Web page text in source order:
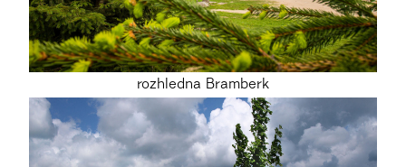
rozhledna Bramberk